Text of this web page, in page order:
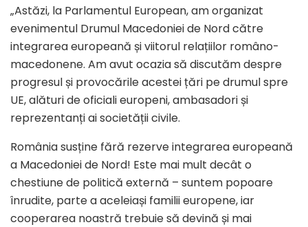
„Astăzi, la Parlamentul European, am organizat
evenimentul Drumul Macedoniei de Nord către
integrarea europeană și viitorul relațiilor româno-
macedonene. Am avut ocazia să discutăm despre
progresul și provocările acestei țări pe drumul spre
UE, alături de oficiali europeni, ambasadori și
reprezentanți ai societății civile.
România susține fără rezerve integrarea europeană
a Macedoniei de Nord! Este mai mult decât o
chestiune de politică externă – suntem popoare
înrudite, parte a aceleiași familii europene, iar
cooperarea noastră trebuie să devină și mai